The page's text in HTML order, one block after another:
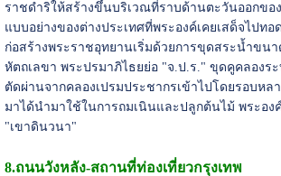
ราชดำริให้สร้างขึ้นบริเวณที่ราบด้านตะวันออกขอ
แบบอย่างของต่างประเทศที่พระองค์เคยเสด็จไปทอ
ก่อสร้างพระราชอุทยานเริ่มด้วยการขุดสระน้ำขน
หัตถเลขา พระปรมาภิไธยย่อ "จ.ป.ร." ขุดคูคลองร
ตัดผ่านจากคลองเปรมประชากรเข้าไปโดยรอบห
มาได้นำมาใช้ในการถมเนินและปลูกต้นไม้ พระอง
"เขาดินวนา"
8.ถนนวังหลัง-สถานที่ท่องเที่ยวกรุงเทพ